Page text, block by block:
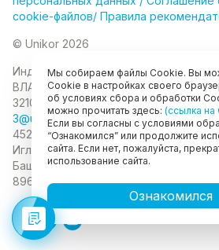
cookie-файлов/ Правила
© Unikor 2026
Индивидуальный
ВЛАДИМИРОВНАИНН 022403630403
321028000134889
3@unikor.company
452410, Республика Башкортостан,
Иглино, ул. Вербная, д. 9450052,
Башкортостан, город Уфа, ул.
89625477020
Мы собираем файлы Cookie. Вы
Cookie в настройках своего
об условиях сбора и обработки
можно прочитать здесь: (ссылка на
Если вы согласны с условиями
“Ознакомился” или продолжите
сайта. Если нет, пожалуйста,
использование сайта.
Ознакомился